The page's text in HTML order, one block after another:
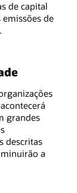
de capital
de
grandes
descritas
a